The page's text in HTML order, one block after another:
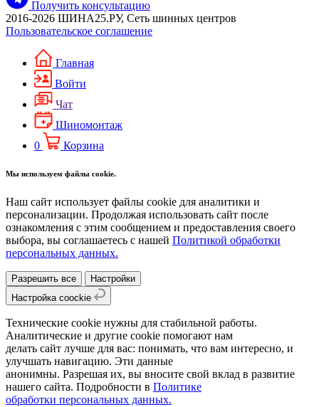
Получить консультацию
2016-2026 ШИНА25.РУ, Сеть шинных центров
Пользовательское соглашение
Главная
Войти
Чат
Шиномонтаж
0
Корзина
Мы используем файлы cookie.
Наш сайт использует файлы cookie для аналитики и
персонализации. Продолжая использовать сайт после
ознакомления с этим сообщением и предоставления своего
выбора, вы соглашаетесь с нашей Политикой обработки
персональных данных.
Разрешить все
Настройки
Настройка coockie
Технические cookie нужны для стабильной работы.
Аналитические и другие cookie помогают нам
делать сайт лучше для вас: понимать, что вам интересно, и
улучшать навигацию. Эти данные
анонимны. Разрешая их, вы вносите свой вклад в развитие
нашего сайта. Подробности в Политике
обработки персональных данных.